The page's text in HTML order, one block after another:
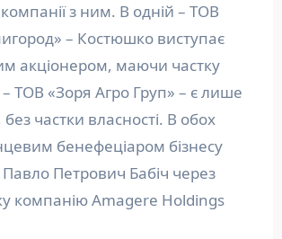
з ним. В одній – ТОВ
– Костюшко виступає
акціонером, маючи частку
– ТОВ «Зоря Агро Груп» – є лише
частки власності. В обох
бенефеціаром бізнесу
Петрович Бабіч через
компанію Amagere Holdings